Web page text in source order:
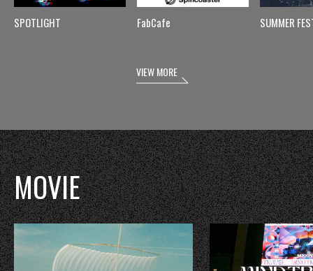
SPOTLIGHT FabCafe SUMMER
VIEW MORE
MOVIE